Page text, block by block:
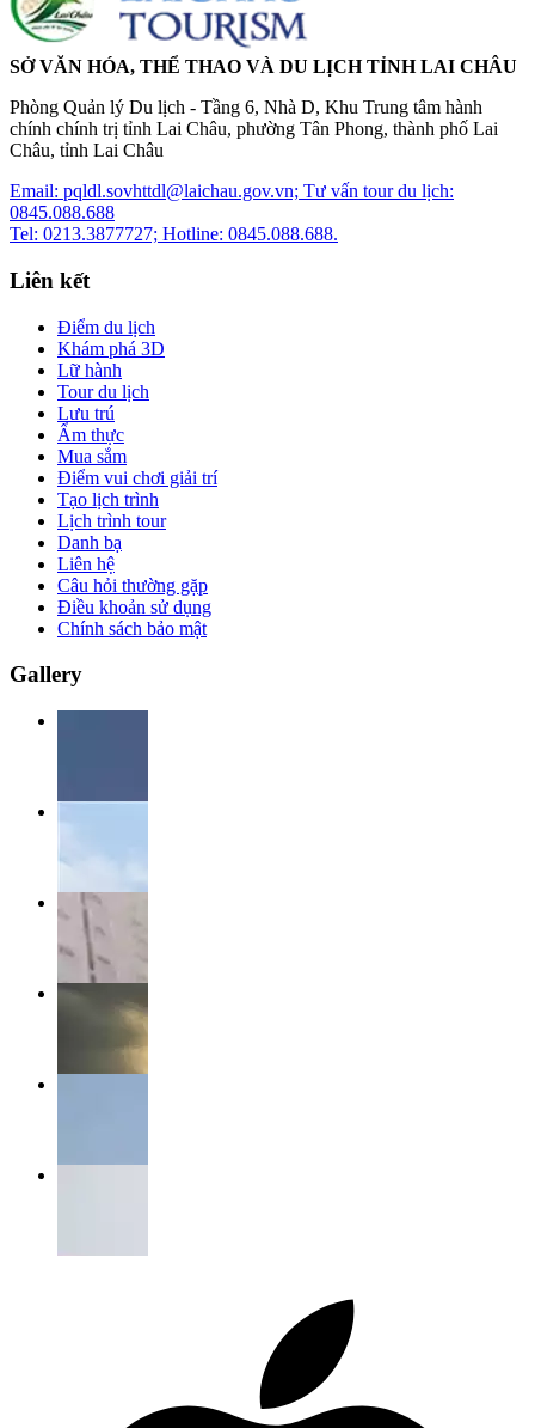
SỞ VĂN HÓA, THỂ THAO VÀ DU LỊCH TỈNH LAI CHÂU
Phòng Quản lý Du lịch - Tầng 6, Nhà D, Khu Trung tâm hành
chính chính trị tỉnh Lai Châu, phường Tân Phong, thành phố Lai
Châu, tỉnh Lai Châu
Email: pqldl.sovhttdl@laichau.gov.vn; Tư vấn tour du lịch:
0845.088.688
Tel: 0213.3877727; Hotline: 0845.088.688.
Liên kết
Điểm du lịch
Khám phá 3D
Lữ hành
Tour du lịch
Lưu trú
Ẩm thực
Mua sắm
Điểm vui chơi giải trí
Tạo lịch trình
Lịch trình tour
Danh bạ
Liên hệ
Câu hỏi thường gặp
Điều khoản sử dụng
Chính sách bảo mật
Gallery